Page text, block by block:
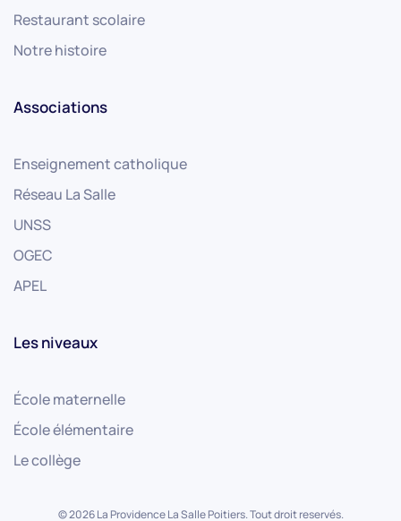
Restaurant scolaire
Notre histoire
Associations
Enseignement catholique
Réseau La Salle
UNSS
OGEC
APEL
Les niveaux
École maternelle
École élémentaire
Le collège
©2026La Providence La Salle Poitiers. Tout droit reservés.